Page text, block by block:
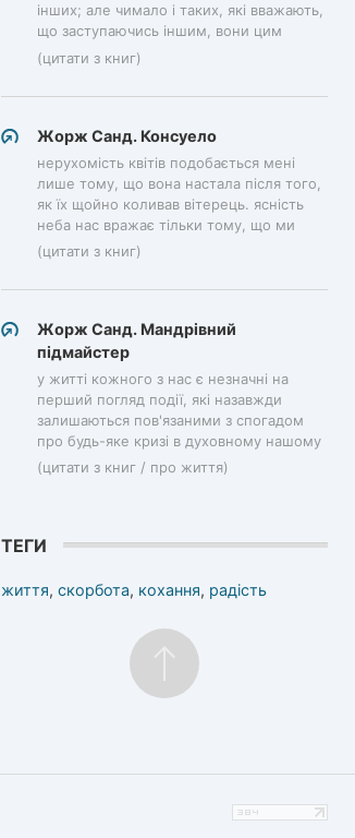
інших; але чимало і таких, які вважають,
що заступаючись іншим, вони цим
(цитати з книг)
Жорж Санд. Консуело
нерухомість квітів подобається мені
лише тому, що вона настала після того,
як їх щойно коливав вітерець. ясність
неба нас вражає тільки тому, що ми
(цитати з книг)
Жорж Санд. Мандрівний
підмайстер
у житті кожного з нас є незначні на
перший погляд події, які назавжди
залишаються пов'язаними з спогадом
про будь-яке кризі в духовному нашому
(цитати з книг / про життя)
ТЕГИ
життя, скорбота, кохання, радість